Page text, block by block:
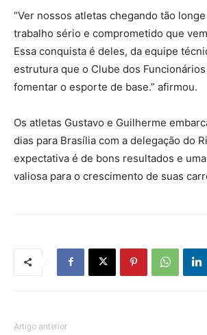
“Ver nossos atletas chegando tão
trabalho sério e comprometido que
Essa conquista é deles, da equipe
estrutura que o Clube dos
fomentar o esporte de base.” afirmou.
Os atletas Gustavo e Guilherme
dias para Brasília com a delegação do
expectativa é de bons resultados e
valiosa para o crescimento de suas
Artigo anterior